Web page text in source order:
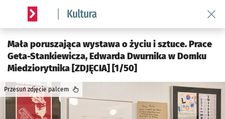
Serwis informacyjny wroclaw.pl podserwis: Kultura
Mała poruszająca wystawa o życiu i sztuce. Prace
Geta-Stankiewicza, Edwarda Dwurnika w Domku
Miedziorytnika [ZDJĘCIA] [1/50]
Przesuń zdjęcie palcem